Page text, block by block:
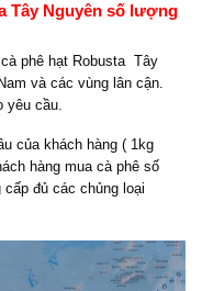
Tây Nguyên số lượng
phê hạt Robusta Tây
và các vùng lân cận.
yêu cầu.
của khách hàng ( 1kg
hàng mua cà phê số
đủ các chủng loại